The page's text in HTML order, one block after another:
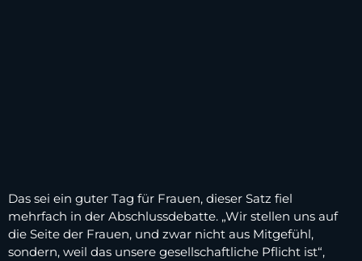
Das sei ein guter Tag für Frauen, dieser Satz fiel
mehrfach in der Abschlussdebatte. „Wir stellen uns auf
die Seite der Frauen, und zwar nicht aus Mitgefühl,
sondern, weil das unsere gesellschaftliche Pflicht ist“,